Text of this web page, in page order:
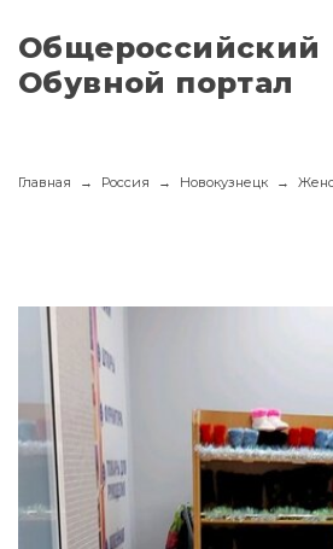
Общероссийский
Обувной портал
Главная Россия Новокузнецк